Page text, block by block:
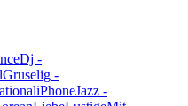
Dj -
Gruselig -
iPhoneJazz -